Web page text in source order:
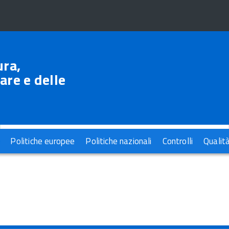
e delle
Politiche europee Politiche nazionali Controlli